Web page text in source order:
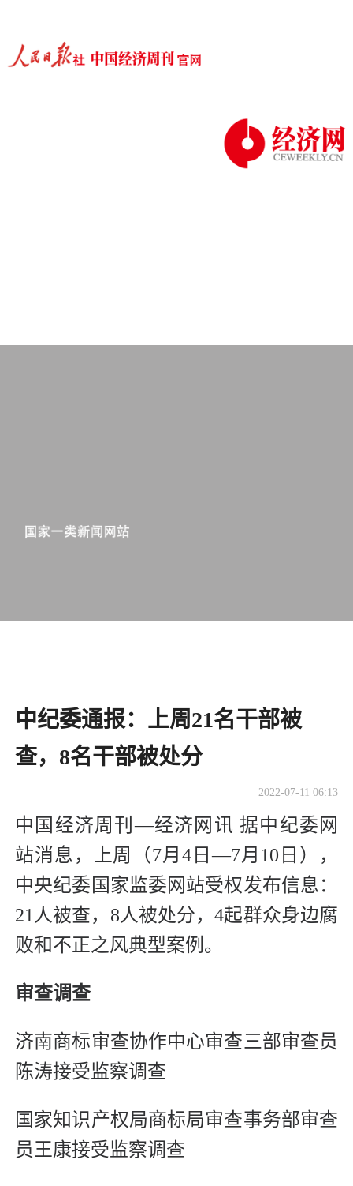
中纪委通报：上周21名干部被
查，8名干部被处分
2022-07-11 06:13
中国经济周刊—经济网讯 据中纪委网
站消息，上周（7月4日—7月10日），
中央纪委国家监委网站受权发布信息：
21人被查，8人被处分，4起群众身边腐
败和不正之风典型案例。
审查调查
济南商标审查协作中心审查三部审查员
陈涛接受监察调查
国家知识产权局商标局审查事务部审查
员王康接受监察调查